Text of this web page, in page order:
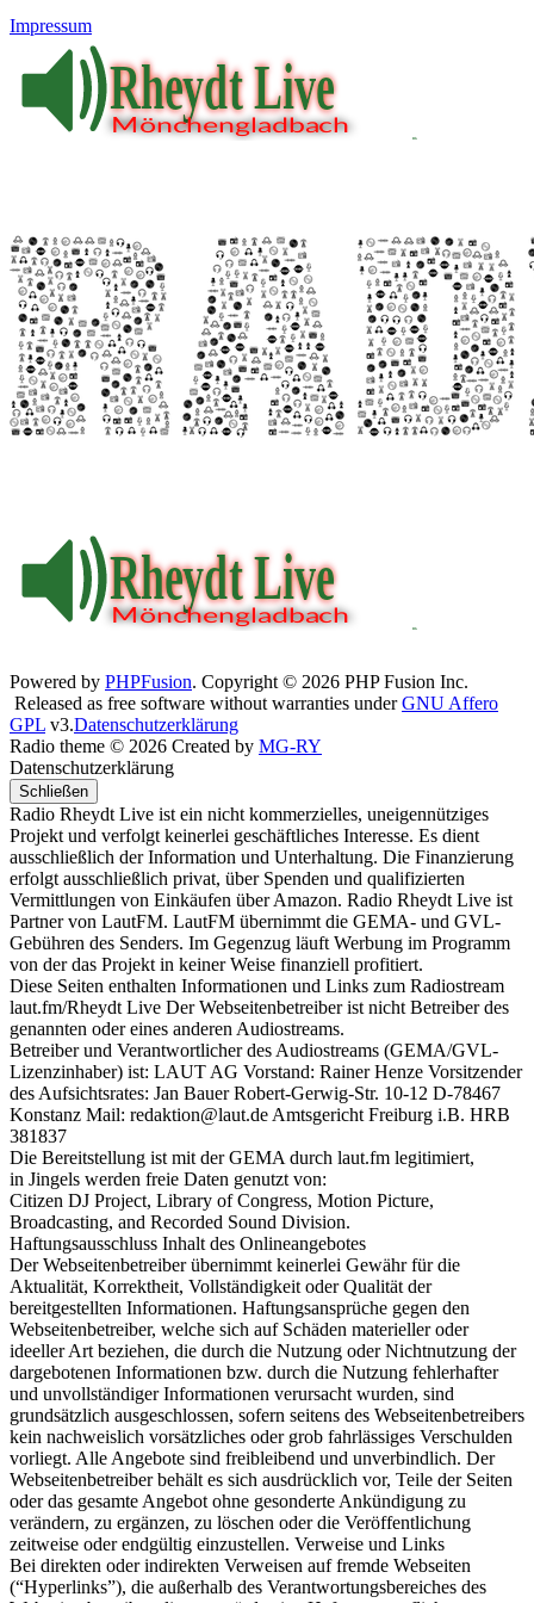
Impressum
Powered by PHPFusion. Copyright © 2026 PHP Fusion Inc.
Released as free software without warranties underGNU Affero
GPL v3.Datenschutzerklärung
Radio theme © 2026 Created by MG-RY
Datenschutzerklärung
Schließen
Radio Rheydt Live ist ein nicht kommerzielles, uneigennütziges
Projekt und verfolgt keinerlei geschäftliches Interesse. Es dient
ausschließlich der Information und Unterhaltung. Die Finanzierung
erfolgt ausschließlich privat, über Spenden und qualifizierten
Vermittlungen von Einkäufen über Amazon. Radio Rheydt Live ist
Partner von LautFM. LautFM übernimmt die GEMA- und GVL-
Gebühren des Senders. Im Gegenzug läuft Werbung im Programm
von der das Projekt in keiner Weise finanziell profitiert.
Diese Seiten enthalten Informationen und Links zum Radiostream
laut.fm/Rheydt Live Der Webseitenbetreiber ist nicht Betreiber des
genannten oder eines anderen Audiostreams.
Betreiber und Verantwortlicher des Audiostreams (GEMA/GVL-
Lizenzinhaber) ist: LAUT AG Vorstand: Rainer Henze Vorsitzender
des Aufsichtsrates: Jan Bauer Robert-Gerwig-Str. 10-12 D-78467
Konstanz Mail: redaktion@laut.de Amtsgericht Freiburg i.B. HRB
381837
Die Bereitstellung ist mit der GEMA durch laut.fm legitimiert,
in Jingels werden freie Daten genutzt von:
Citizen DJ Project, Library of Congress, Motion Picture,
Broadcasting, and Recorded Sound Division.
Haftungsausschluss Inhalt des Onlineangebotes
Der Webseitenbetreiber übernimmt keinerlei Gewähr für die
Aktualität, Korrektheit, Vollständigkeit oder Qualität der
bereitgestellten Informationen. Haftungsansprüche gegen den
Webseitenbetreiber, welche sich auf Schäden materieller oder
ideeller Art beziehen, die durch die Nutzung oder Nichtnutzung der
dargebotenen Informationen bzw. durch die Nutzung fehlerhafter
und unvollständiger Informationen verursacht wurden, sind
grundsätzlich ausgeschlossen, sofern seitens des Webseitenbetreibers
kein nachweislich vorsätzliches oder grob fahrlässiges Verschulden
vorliegt. Alle Angebote sind freibleibend und unverbindlich. Der
Webseitenbetreiber behält es sich ausdrücklich vor, Teile der Seiten
oder das gesamte Angebot ohne gesonderte Ankündigung zu
verändern, zu ergänzen, zu löschen oder die Veröffentlichung
zeitweise oder endgültig einzustellen. Verweise und Links
Bei direkten oder indirekten Verweisen auf fremde Webseiten
(“Hyperlinks”), die außerhalb des Verantwortungsbereiches des